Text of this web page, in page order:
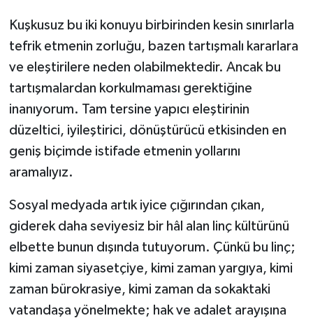
Kuşkusuz bu iki konuyu birbirinden kesin sınırlarla
tefrik etmenin zorluğu, bazen tartışmalı kararlara
ve eleştirilere neden olabilmektedir. Ancak bu
tartışmalardan korkulmaması gerektiğine
inanıyorum. Tam tersine yapıcı eleştirinin
düzeltici, iyileştirici, dönüştürücü etkisinden en
geniş biçimde istifade etmenin yollarını
aramalıyız.
Sosyal medyada artık iyice çığırından çıkan,
giderek daha seviyesiz bir hâl alan linç kültürünü
elbette bunun dışında tutuyorum. Çünkü bu linç;
kimi zaman siyasetçiye, kimi zaman yargıya, kimi
zaman bürokrasiye, kimi zaman da sokaktaki
vatandaşa yönelmekte; hak ve adalet arayışına